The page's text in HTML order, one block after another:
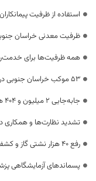
استفاده از ظرفیت
ظرفیت معدنی خراسان
همه ظرفیت‌ها برای
53 موکب خراسان جنوبی در خدمت زائران اربعین
جابه‌جایی 2 میلیون و 404 هزار تن کالا از خراسان جنوبی به سراسر کشور
تشدید نظارت‌ها و همکاری
رفع 40 هزار نشتی گاز و کشف 76 مورد سرقت گاز در چهار ماهه نخست سال
پسماندهای آزمایشگاهی